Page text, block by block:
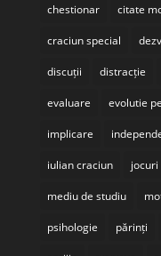
chestionar citate
craciun special
discuții distracție
evaluare evolutie
implicare
iulian craciun jocuri
mediu de studiu
psihologie părinți